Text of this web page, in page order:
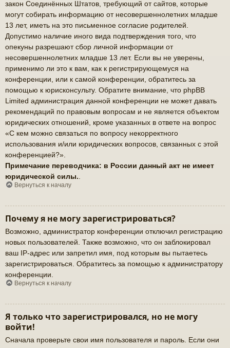
закон Соединённых Штатов, требующий от сайтов, которые
могут собирать информацию от несовершеннолетних младше
13 лет, иметь на это письменное согласие родителей.
Допустимо наличие иного вида подтверждения того, что
опекуны разрешают сбор личной информации от
несовершеннолетних младше 13 лет. Если вы не уверены,
применимо ли это к вам, как к регистрирующемуся на
конференции, или к самой конференции, обратитесь за
помощью к юрисконсульту. Обратите внимание, что phpBB
Limited администрация данной конференции не может давать
рекомендаций по правовым вопросам и не является объектом
юридических отношений, кроме указанных в ответе на вопрос
«С кем можно связаться по вопросу некорректного
использования и/или юридических вопросов, связанных с этой
конференцией?».
Примечание переводчика: в России данный акт не имеет
юридической силы.
Вернуться к началу
Почему я не могу зарегистрироваться?
Возможно, администратор конференции отключил регистрацию
новых пользователей. Также возможно, что он заблокировал
ваш IP-адрес или запретил имя, под которым вы пытаетесь
зарегистрироваться. Обратитесь за помощью к администратору
конференции.
Вернуться к началу
Я только что зарегистрировался, но не могу
войти!
Сначала проверьте свои имя пользователя и пароль. Если они